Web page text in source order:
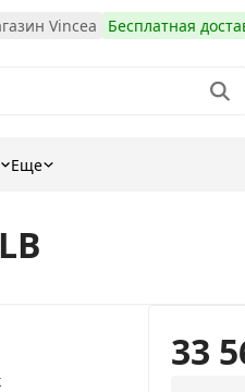
Vincea Бесплатная
Еще
33